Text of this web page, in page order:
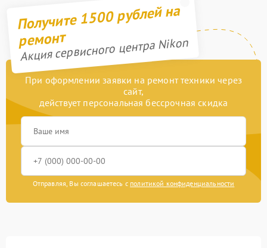
Получите 1500 рублей на
ремонт
Акция сервисного центра Nikon
При оформлении заявки на ремонт техники через
сайт,
действует персональная бессрочная скидка
Отправляя, Вы соглашаетесь с политикой конфиденциальности